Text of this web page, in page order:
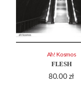
FLESH
80.00 zł
Ah! Kosmos